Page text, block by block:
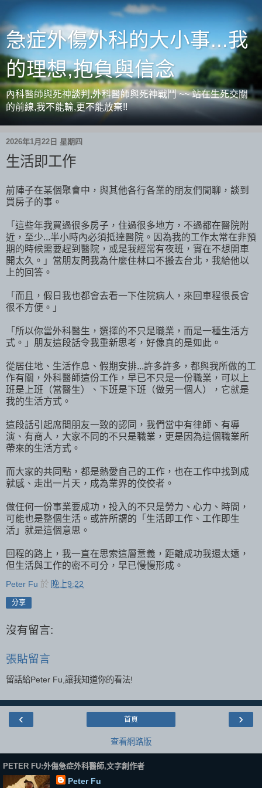
急症外傷外科的大小事...我
的理想,抱負與信念
內科醫師與死神談判,外科醫師與死神戰鬥 ~~ 站在生死交關
的前線,我不能輸,更不能放棄!!
2026年1月22日 星期四
生活即工作
前陣子在某個聚會中，與其他各行各業的朋友們閒聊，談到
買房子的事。
「這些年我買過很多房子，住過很多地方，不過都在醫院附
近，至少...半小時內必須抵達醫院。因為我的工作太常在非預
期的時候需要趕到醫院，或是我經常有夜班，實在不想開車
開太久。」當朋友問我為什麼住林口不搬去台北，我給他以
上的回答。
「而且，假日我也都會去看一下住院病人，來回車程很長會
很不方便。」
「所以你當外科醫生，選擇的不只是職業，而是一種生活方
式。」朋友這段話令我重新思考，好像真的是如此。
從居住地、生活作息、假期安排...許多許多，都與我所做的工
作有關，外科醫師這份工作，早已不只是一份職業，可以上
班是上班（當醫生）、下班是下班（做另一個人），它就是
我的生活方式。
這段話引起席間朋友一致的認同，我們當中有律師、有導
演、有商人，大家不同的不只是職業，更是因為這個職業所
帶來的生活方式。
而大家的共同點，都是熱愛自己的工作，也在工作中找到成
就感、走出一片天，成為業界的佼佼者。
做任何一份事業要成功，投入的不只是勞力、心力、時間，
可能也是整個生活。或許所謂的「生活即工作、工作即生
活」就是這個意思。
回程的路上，我一直在思索這層意義，距離成功我還太遠，
但生活與工作的密不可分，早已慢慢形成。
Peter Fu 於 晚上9:22
分享
沒有留言:
張貼留言
留話給Peter Fu,讓我知道你的看法!
‹ ›
首頁
查看網路版
PETER FU:外傷急症外科醫師,文字創作者
Peter Fu